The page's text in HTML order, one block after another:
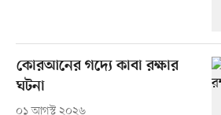
কোরআনের গদ্যে কাবা রক্ষার
ঘটনা
০১ আগস্ট ২০২৬